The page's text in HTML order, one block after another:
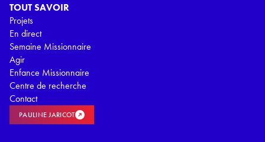
TOUT SAVOIR
Projets
En direct
Semaine Missionnaire
Agir
Enfance Missionnaire
Centre de recherche
Contact
PAULINE JARICOT